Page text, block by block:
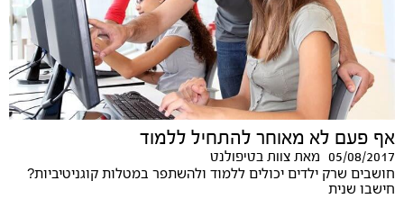
אף פעם לא מאוחר להתחיל ללמוד
05/08/2017 מאת צוות בטיפולנט
חושבים שרק ילדים יכולים ללמוד ולהשתפר במטלות קוגניטיביות?
חישבו שנית